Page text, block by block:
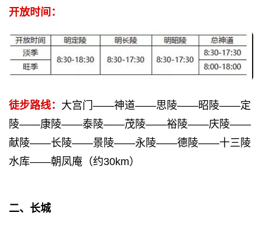
开放时间：
徒步路线： 大宫门——神道——思陵——昭陵——定
陵——康陵——泰陵——茂陵——裕陵——庆陵——
献陵——长陵——景陵——永陵——德陵——十三陵
水库——朝凤庵（约30km）
二、长城